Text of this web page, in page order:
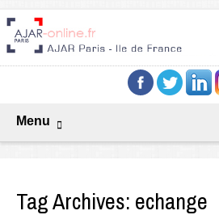
Menu
Tag Archives: echange